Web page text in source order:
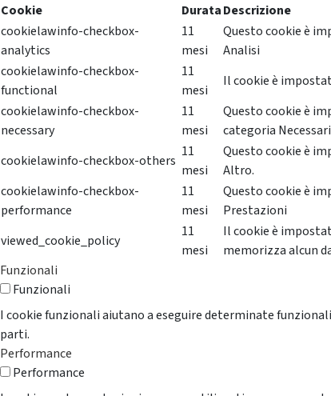
Cookie
DurataDescrizione
cookielawinfo-checkbox-
analytics
11
mesi
Questo cookie è
Analisi
cookielawinfo-checkbox-
functional
11
mesi
Il cookie è
cookielawinfo-checkbox-
necessary
11
mesi
Questo cookie è
categoria
cookielawinfo-checkbox-others
11
mesi
Questo cookie è
Altro.
cookielawinfo-checkbox-
performance
11
mesi
Questo cookie è
Prestazioni
viewed_cookie_policy
11
mesi
Il cookie è
memorizza alcun
Funzionali
Funzionali
I cookie funzionali aiutano a eseguire determinate
parti.
Performance
Performance